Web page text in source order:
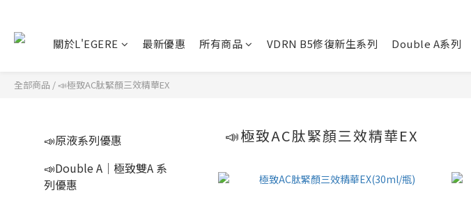
關於L'EGERE 最新優惠 所有商品 VDRN B5修復新生系列 Double A系列
全部商品 / 📣極致AC肽緊顏三效精華EX
📣原液系列優惠
📣Double A｜極致雙A 系
列優惠
📣極致AC肽緊顏三效精華EX